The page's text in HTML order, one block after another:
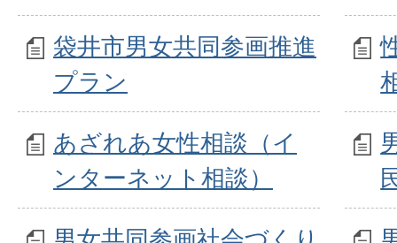
袋井市男女共同参画推進
プラン
あざれあ女性相談（イ
ンターネット相談）